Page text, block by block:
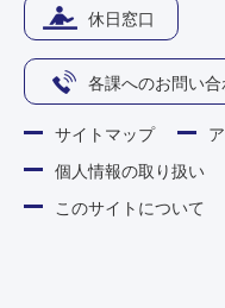
休日窓口
各課へのお問い合
サイトマップ
個人情報の取り扱い
このサイトについて